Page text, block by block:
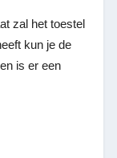
zal het toestel
kun je de
is er een